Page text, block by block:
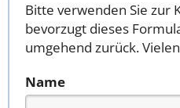
Bitte verwenden Sie zur
bevorzugt dieses
umgehend zurück.
Name